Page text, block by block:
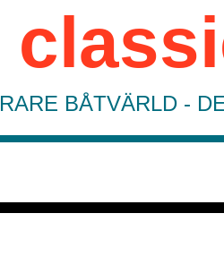
BÅTVÄRLD -